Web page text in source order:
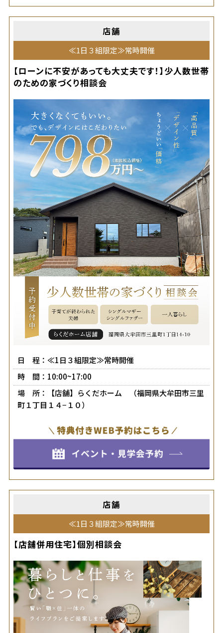
店舗
≪1日３組限定≫常時開催
【ローンに不安があっても大丈夫です！】少人数世帯
のための家づくり相談会
日 程：≪1日３組限定≫常時開催
時 間：10:00~17:00
場 所：【店舗】らくだホーム （福岡県大牟田市三里
町１丁目１４−１０）
店舗
≪1日３組限定≫常時開催
【店舗併用住宅】個別相談会